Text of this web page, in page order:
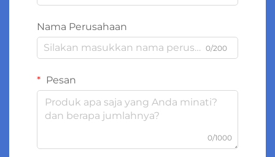
Nama Perusahaan
0/200
Pesan
0/1000